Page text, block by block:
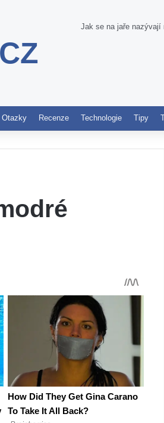
Jak se na jaře nazývají
Otazky Recenze Technologie Tipy